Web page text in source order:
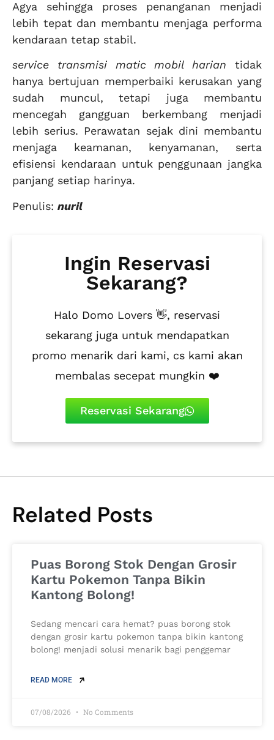
Agya sehingga proses penanganan menjadi
lebih tepat dan membantu menjaga performa
kendaraan tetap stabil.
service transmisi matic mobil harian tidak
hanya bertujuan memperbaiki kerusakan yang
sudah muncul, tetapi juga membantu
mencegah gangguan berkembang menjadi
lebih serius. Perawatan sejak dini membantu
menjaga keamanan, kenyamanan, serta
efisiensi kendaraan untuk penggunaan jangka
panjang setiap harinya.
Penulis: nuril
Ingin Reservasi
Sekarang?
Halo Domo Lovers 👋, reservasi
sekarang juga untuk mendapatkan
promo menarik dari kami, cs kami akan
membalas secepat mungkin ❤️
Reservasi Sekarang
Related Posts
Puas Borong Stok Dengan Grosir
Kartu Pokemon Tanpa Bikin
Kantong Bolong!
Sedang mencari cara hemat? puas borong stok
dengan grosir kartu pokemon tanpa bikin kantong
bolong! menjadi solusi menarik bagi penggemar
READ MORE
07/08/2026 No Comments